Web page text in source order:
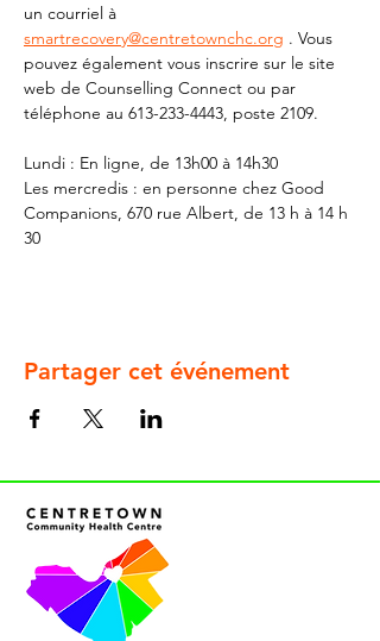
un courriel à
smartrecovery@centretownchc.org . Vous
pouvez également vous inscrire sur le site
web de Counselling Connect ou par
téléphone au 613-233-4443, poste 2109.
Lundi : En ligne, de 13h00 à 14h30
Les mercredis : en personne chez Good
Companions, 670 rue Albert, de 13 h à 14 h
30
Partager cet événement